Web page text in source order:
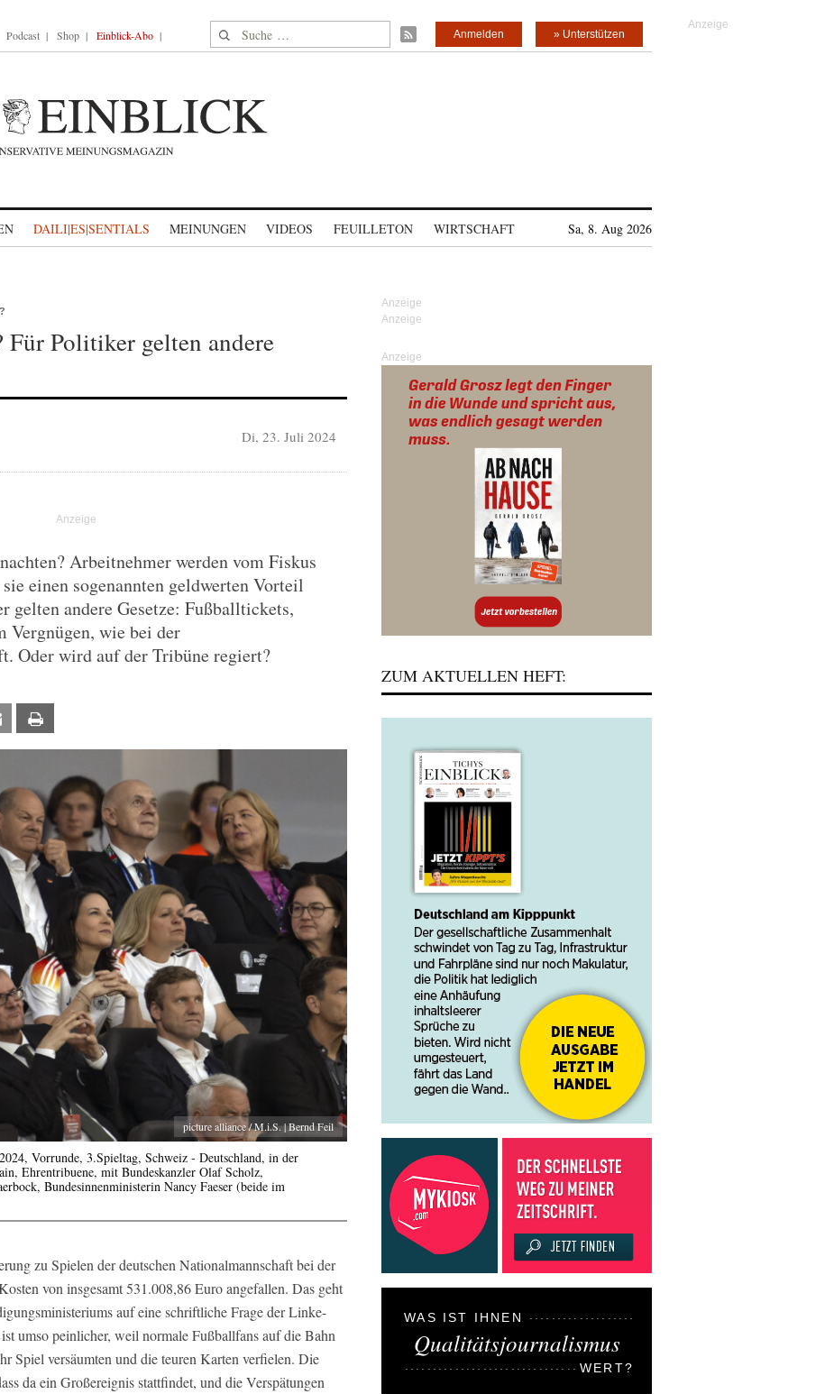
Podcast Shop Einblick-Abo Suche nach: » Unterstützen
Anmelden
DAILI|ES|SENTIALS MEINUNGEN VIDEOS FEUILLETON WIRTSCHAFT Sa, 8. Aug 2026
Politiker gelten andere
Di, 23. Juli 2024
Arbeitnehmer werden vom Fiskus
einen sogenannten geldwerten Vorteil
gelten andere Gesetze: Fußballtickets,
Vergnügen, wie bei der
Oder wird auf der Tribüne regiert?
Email
picture alliance / M.i.S. | Bernd Feil
Vorrunde, 3.Spieltag, Schweiz - Deutschland, in der
Ehrentribuene, mit Bundeskanzler Olaf Scholz,
Bundesinnenministerin Nancy Faeser (beide im
zu Spielen der deutschen Nationalmannschaft bei der
von insgesamt 531.008,86 Euro angefallen. Das geht
auf eine schriftliche Frage der Linke-
umso peinlicher, weil normale Fußballfans auf die Bahn
Spiel versäumten und die teuren Karten verfielen. Die
da ein Großereignis stattfindet, und die Verspätungen
Anzeige
ZUM AKTUELLEN HEFT:
WAS IST IHNEN
Qualitätsjournalismus
WERT?